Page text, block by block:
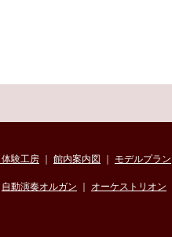
験工房 館内案内図 モデルプラン
自動演奏オルガン オーケストリオン